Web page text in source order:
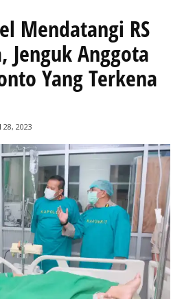
Mendatangi RS
Jenguk Anggota
Yang Terkena
2023